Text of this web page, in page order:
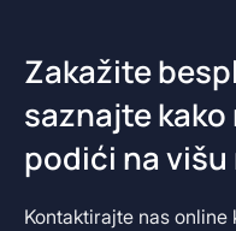
Zakažite
saznajte kako
podići na višu
Kontaktirajte nas